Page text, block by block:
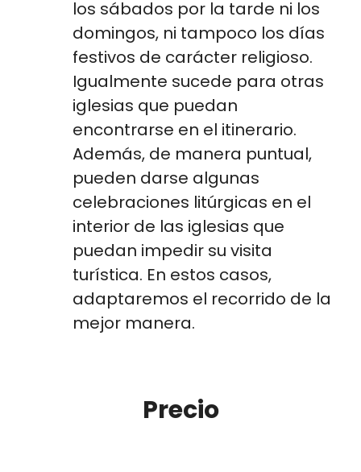
los sábados por la tarde ni los
domingos, ni tampoco los días
festivos de carácter religioso.
Igualmente sucede para otras
iglesias que puedan
encontrarse en el itinerario.
Además, de manera puntual,
pueden darse algunas
celebraciones litúrgicas en el
interior de las iglesias que
puedan impedir su visita
turística. En estos casos,
adaptaremos el recorrido de la
mejor manera.
Precio